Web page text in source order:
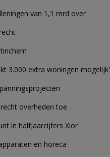
van 1,1 mrd over
3.000 extra woningen mogelijk'
overheden toe
in halfjaarcijfers Xior
en horeca